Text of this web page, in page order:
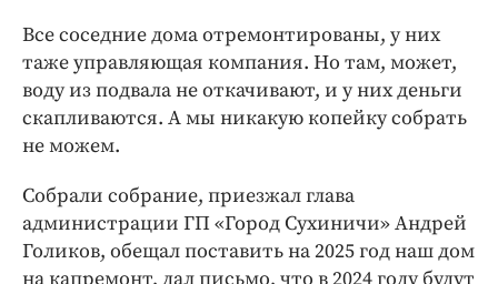
Все соседние дома отремонтированы, у них
таже управляющая компания. Но там, может,
воду из подвала не откачивают, и у них деньги
скапливаются. А мы никакую копейку собрать
не можем.
Собрали собрание, приезжал глава
администрации ГП «Город Сухиничи» Андрей
Голиков, обещал поставить на 2025 год наш дом